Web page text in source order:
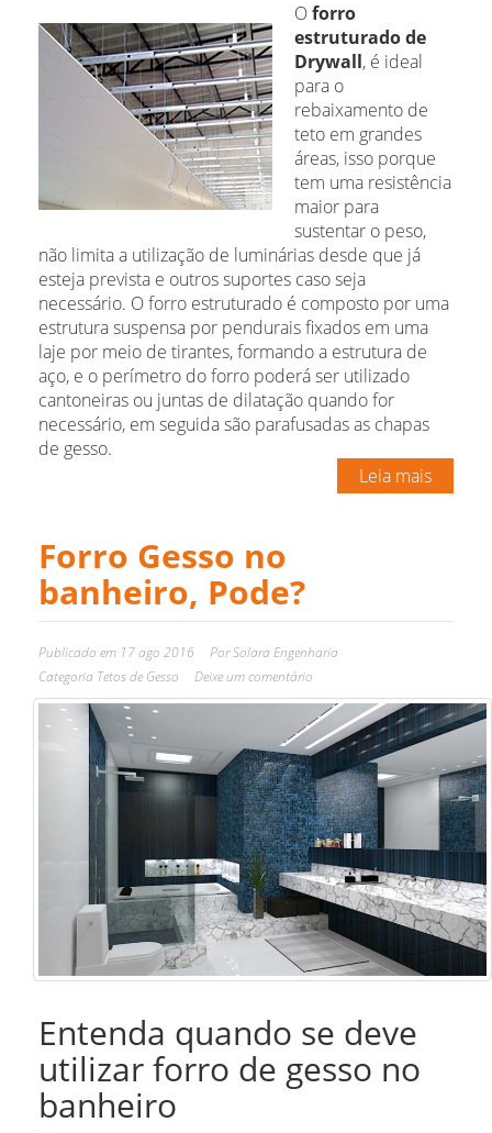
Oforro
estruturado de
Drywall, é ideal
para o
rebaixamento de
teto em grandes
áreas, isso porque
tem uma resistência
maior para
sustentar o peso,
não limita a utilização de luminárias desde que já
esteja prevista e outros suportes caso seja
necessário. O forro estruturado é composto por uma
estrutura suspensa por pendurais fixados em uma
laje por meio de tirantes, formando a estrutura de
aço, e o perímetro do forro poderá ser utilizado
cantoneiras ou juntas de dilatação quando for
necessário, em seguida são parafusadas as chapas
de gesso.
Leia mais
Forro Gesso no
banheiro, Pode?
Publicado em 17 ago 2016 PorSolara Engenharia
Categoria Tetos de Gesso Deixe um comentário
Entenda quando se deve
utilizar forro de gesso no
banheiro